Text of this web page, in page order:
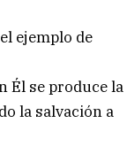
ejemplo de
Él se produce la
la salvación a